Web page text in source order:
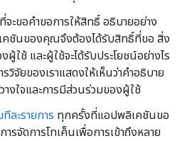
ะขอคำขอการให้สิทธิ์ อธิบายอย่าง
คชันของคุณจึงต้องได้รับสิทธิ์ที่ขอ สิ่ง
ใช้ และผู้ใช้จะได้รับประโยชน์อย่างไร
วิจัยของเราแสดงให้เห็นว่าคำอธิบาย
างใจและการมีส่วนร่วมของผู้ใช้
ละรายการ ทุกครั้งที่แอปพลิเคชันขอ
รจัดการโทเค็นเพื่อการเข้าถึงหลาย